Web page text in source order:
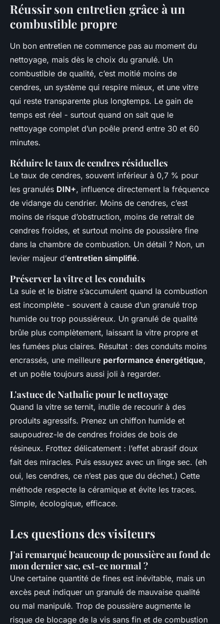
Réussir son entretien grâce à un
combustible propre
Un bon entretien ne commence pas au moment du
nettoyage, mais dès le choix du granulé. Un
combustible de qualité, c’est moitié moins de
cendres, un système qui respire mieux, et une vitre
qui reste transparente plus longtemps. Le gain de
temps est réel - surtout quand on sait que le
nettoyage complet d’un poêle prend entre 30 et 60
minutes.
Réduire le taux de cendres résiduelles
Le taux de cendres, souvent inférieur à 0,7 % pour
les granulés DIN+, influence directement la fréquence
de vidange du cendrier. Moins de cendres, c’est
moins de risque d’obstruction, moins de retrait de
cendres froides, et surtout moins de poussière fine
dans la chambre de combustion. Un détail ? Non, un
levier majeur d’entretien simplifié.
Préserver la vitre et les conduits
La suie et le bistre s’accumulent quand la combustion
est incomplète - souvent à cause d’un granulé trop
humide ou trop poussiéreux. Un granulé de qualité
brûle plus complètement, laissant la vitre propre et
les fumées plus claires. Résultat : des conduits moins
encrassés, une meilleure performance énergétique,
et un poêle toujours aussi joli à regarder.
L'astuce de Nathalie pour le nettoyage
Quand la vitre se ternit, inutile de recourir à des
produits agressifs. Prenez un chiffon humide et
saupoudrez-le de cendres froides de bois de
résineux. Frottez délicatement : l’effet abrasif doux
fait des miracles. Puis essuyez avec un linge sec. (eh
oui, les cendres, ce n’est pas que du déchet.) Cette
méthode respecte la céramique et évite les traces.
Simple, écologique, efficace.
Les questions des visiteurs
J'ai remarqué beaucoup de poussière au fond de
mon dernier sac, est-ce normal ?
Une certaine quantité de fines est inévitable, mais un
excès peut indiquer un granulé de mauvaise qualité
ou mal manipulé. Trop de poussière augmente le
risque de blocage de la vis sans fin et de combustion